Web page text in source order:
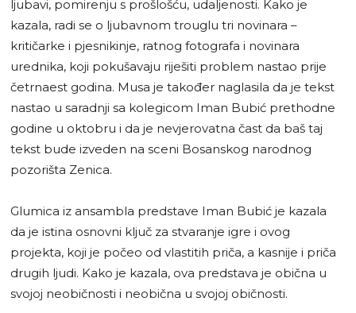
ljubavi, pomirenju s prošlošću, udaljenosti. Kako je
kazala, radi se o ljubavnom trouglu tri novinara –
kritičarke i pjesnikinje, ratnog fotografa i novinara
urednika, koji pokušavaju riješiti problem nastao prije
četrnaest godina. Musa je također naglasila da je tekst
nastao u saradnji sa kolegicom Iman Bubić prethodne
godine u oktobru i da je nevjerovatna čast da baš taj
tekst bude izveden na sceni Bosanskog narodnog
pozorišta Zenica.
Glumica iz ansambla predstave Iman Bubić je kazala
da je istina osnovni ključ za stvaranje igre i ovog
projekta, koji je počeo od vlastitih priča, a kasnije i priča
drugih ljudi. Kako je kazala, ova predstava je obična u
svojoj neobičnosti i neobična u svojoj običnosti.